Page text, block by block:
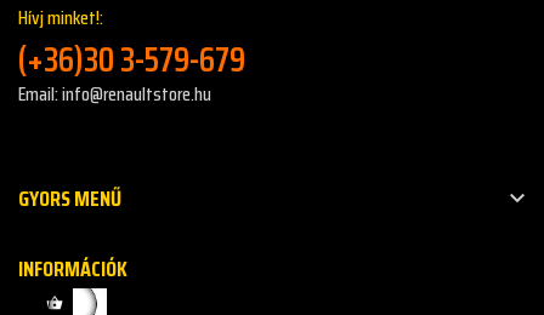
Hívj minket!:
(+36)30 3-579-679
Email: info@renaultstore.hu
GYORS MENŰ 
INFORMÁCIÓK